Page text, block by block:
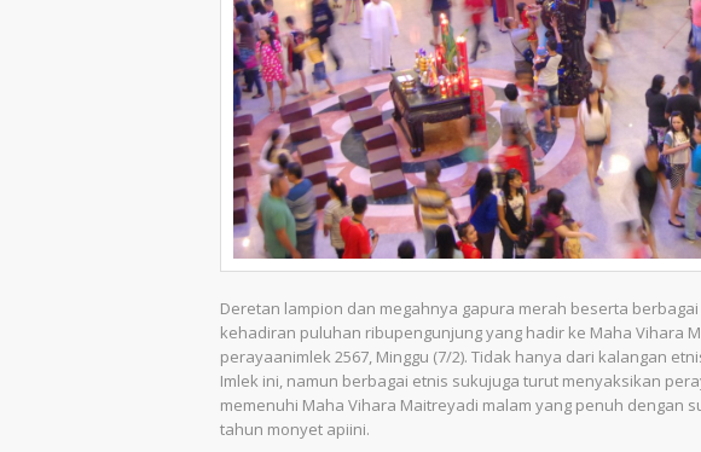
Deretan lampion dan megahnya gapura merah beserta
kehadiran puluhan ribupengunjung yang hadir ke Maha Vihara
perayaanimlek 2567, Minggu (7/2). Tidak hanya dari kalangan
Imlek ini, namun berbagai etnis sukujuga turut menyaksikan
memenuhi Maha Vihara Maitreyadi malam yang penuh dengan
tahun monyet apiini.